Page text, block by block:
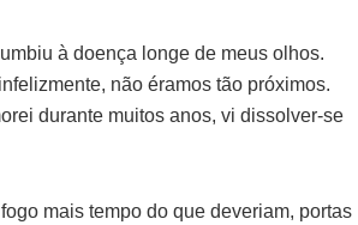
à doença longe de meus olhos.
não éramos tão próximos.
durante muitos anos, vi dissolver-se
mais tempo do que deveriam, portas